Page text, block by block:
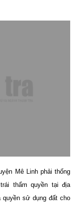
Mê Linh phải thống
thẩm quyền tại địa
sử dụng đất cho